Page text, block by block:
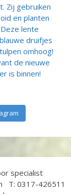
specialist
T: 0317-426511